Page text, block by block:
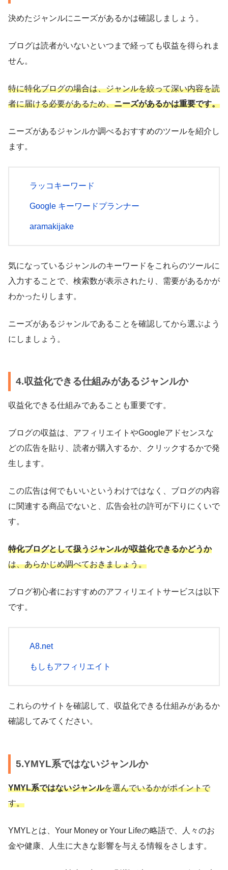
決めたジャンルにニーズがあるかは確認しましょう。
ブログは読者がいないといつまで経っても収益を得られま
せん。
特に特化ブログの場合は、ジャンルを絞って深い内容を読
者に届ける必要があるため、ニーズがあるかは重要です。
ニーズがあるジャンルか調べるおすすめのツールを紹介し
ます。
ラッコキーワード
Google キーワードプランナー
aramakijake
気になっているジャンルのキーワードをこれらのツールに
入力することで、検索数が表示されたり、需要があるかが
わかったりします。
ニーズがあるジャンルであることを確認してから選ぶよう
にしましょう。
4.収益化できる仕組みがあるジャンルか
収益化できる仕組みであることも重要です。
ブログの収益は、アフィリエイトやGoogleアドセンスな
どの広告を貼り、読者が購入するか、クリックするかで発
生します。
この広告は何でもいいというわけではなく、ブログの内容
に関連する商品でないと、広告会社の許可が下りにくいで
す。
特化ブログとして扱うジャンルが収益化できるかどうか
は、あらかじめ調べておきましょう。
ブログ初心者におすすめのアフィリエイトサービスは以下
です。
A8.net
もしもアフィリエイト
これらのサイトを確認して、収益化できる仕組みがあるか
確認してみてください。
5.YMYL系ではないジャンルか
YMYL系ではないジャンルを選んでいるかがポイントで
す。
YMYLとは、Your Money or Your Lifeの略語で、人々のお
金や健康、人生に大きな影響を与える情報をさします。